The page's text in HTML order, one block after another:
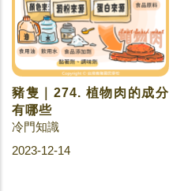
豬隻｜274. 植物肉的成分
有哪些
冷門知識
2023-12-14